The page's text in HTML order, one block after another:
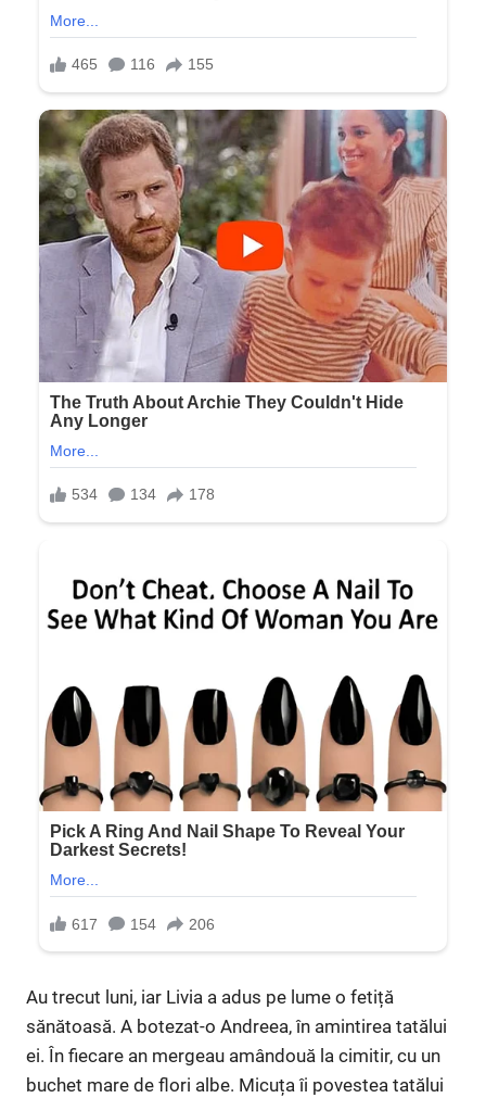
Au trecut luni, iar Livia a adus pe lume o fetiță
sănătoasă. A botezat-o Andreea, în amintirea tatălui
ei. În fiecare an mergeau amândouă la cimitir, cu un
buchet mare de flori albe. Micuța îi povestea tatălui